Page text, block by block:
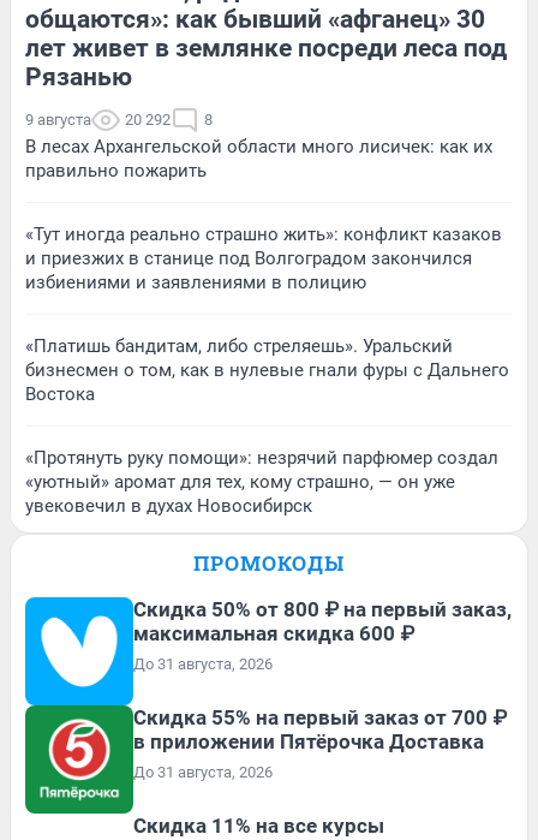
общаются»: как бывший «афганец» 30
лет живет в землянке посреди леса под
Рязанью
9 августа 20 292 8
В лесах Архангельской области много лисичек: как их
правильно пожарить
«Тут иногда реально страшно жить»: конфликт казаков
и приезжих в станице под Волгоградом закончился
избиениями и заявлениями в полицию
«Платишь бандитам, либо стреляешь». Уральский
бизнесмен о том, как в нулевые гнали фуры с Дальнего
Востока
«Протянуть руку помощи»: незрячий парфюмер создал
«уютный» аромат для тех, кому страшно, — он уже
увековечил в духах Новосибирск
ПРОМОКОДЫ
Скидка 50% от 800 ₽ на первый заказ,
максимальная скидка 600 ₽
До 31 августа, 2026
Скидка 55% на первый заказ от 700 ₽
в приложении Пятёрочка Доставка
До 31 августа, 2026
Скидка 11% на все курсы